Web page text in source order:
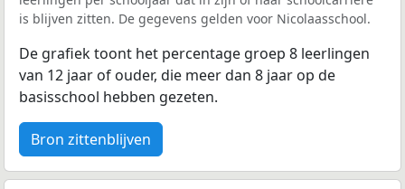
is blijven zitten. De gegevens gelden voor Nicolaasschool.
De grafiek toont het percentage groep 8 leerlingen
van 12 jaar of ouder, die meer dan 8 jaar op de
basisschool hebben gezeten.
Bron zittenblijven